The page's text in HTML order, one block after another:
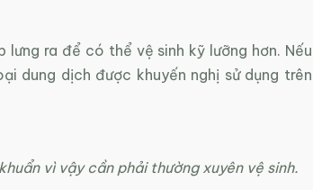
ra để có thể vệ sinh kỹ lưỡng hơn. Nếu
dung dịch được khuyến nghị sử dụng trên
vì vậy cần phải thường xuyên vệ sinh.